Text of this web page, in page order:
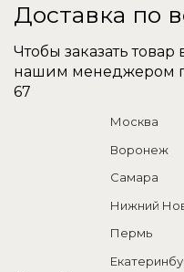
Доставка по
Чтобы заказать
нашим менеджером
67
Москва
Воронеж
Самара
Нижний
Пермь